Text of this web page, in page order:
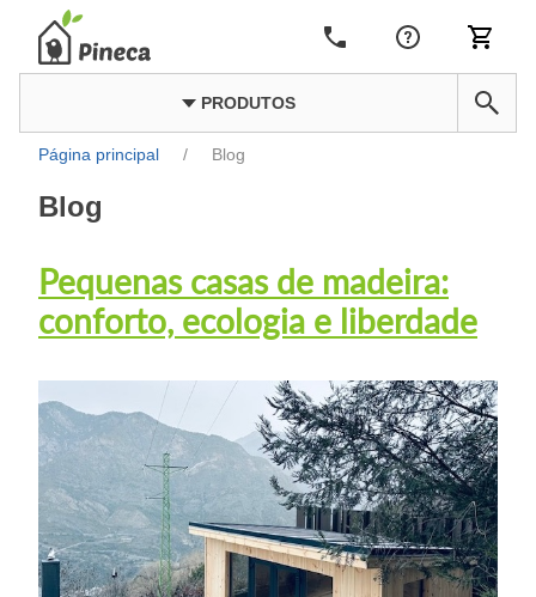
PRODUTOS
Página principal / Blog
Blog
Pequenas casas de madeira:
conforto, ecologia e liberdade